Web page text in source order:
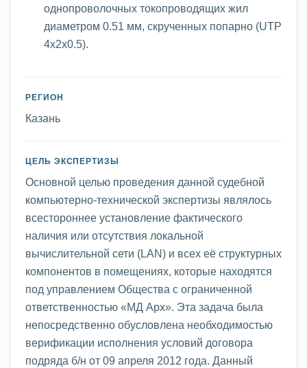
однопроволочных токопроводящих жил
диаметром 0.51 мм, скрученных попарно (UTP
4x2x0.5).
РЕГИОН
Казань
ЦЕЛЬ ЭКСПЕРТИЗЫ
Основной целью проведения данной судебной
компьютерно-технической экспертизы являлось
всестороннее установление фактического
наличия или отсутствия локальной
вычислительной сети (LAN) и всех её структурных
компонентов в помещениях, которые находятся
под управлением Общества с ограниченной
ответственностью «МД Арх». Эта задача была
непосредственно обусловлена необходимостью
верификации исполнения условий договора
подряда б/н от 09 апреля 2012 года. Данный